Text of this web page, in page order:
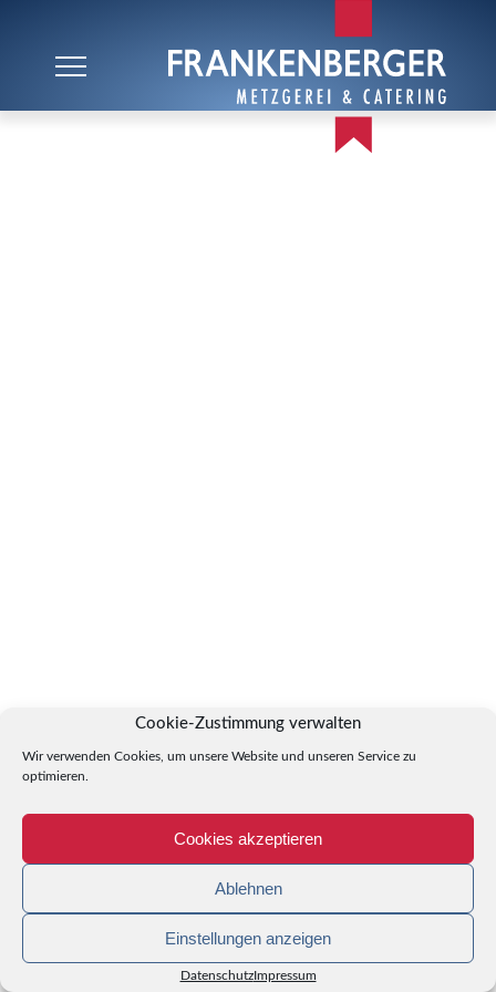
Cookie-Zustimmung verwalten
Wir verwenden Cookies, um unsere Website und unseren Service zu
optimieren.
Cookies akzeptieren
Ablehnen
Einstellungen anzeigen
DatenschutzImpressum